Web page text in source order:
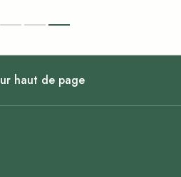
haut de page